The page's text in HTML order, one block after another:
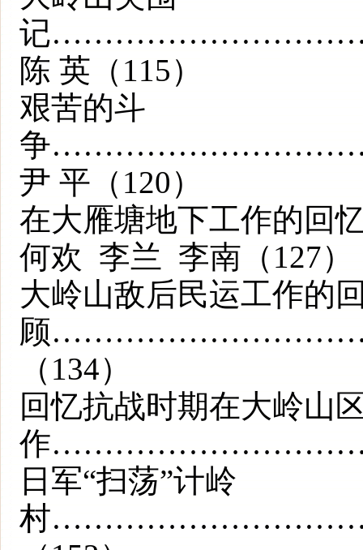
记
陈 英（115）
艰苦的斗
争
尹 平（120）
在大雁塘地下工
何欢 李兰 李南（127）
大岭山敌后民运工作的
顾
（134）
回忆抗战时期在大岭山
作
日军“扫荡”计岭
村